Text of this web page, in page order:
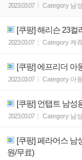
2023.03.07 Category 남
[쿠팡] 해리슨 23컬
2023.03.07 Category 캐
[쿠팡] 에프리더 아
2023.03.07 Category 아
[쿠팡] 언탭트 남성
2023.03.07 Category 남
[쿠팡] 페라어스 남
원/무료)